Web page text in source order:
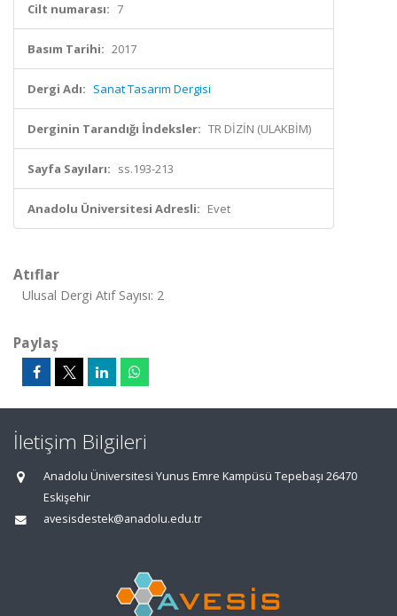
Cilt numarası: 7
Basım Tarihi: 2017
Dergi Adı: Sanat Tasarım Dergisi
Derginin Tarandığı İndeksler: TR DİZİN (ULAKBİM)
Sayfa Sayıları: ss.193-213
Anadolu Üniversitesi Adresli: Evet
Atıflar
Ulusal Dergi Atıf Sayısı: 2
Paylaş
İletişim Bilgileri
Anadolu Üniversitesi Yunus Emre Kampüsü Tepebaşı 26470
Eskişehir
avesisdestek@anadolu.edu.tr